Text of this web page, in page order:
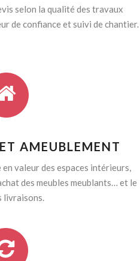
selon la qualité des travaux
de confiance et suivi de chantier.
AMEUBLEMENT
valeur des espaces intérieurs,
des meubles meublants… et le
livraisons.